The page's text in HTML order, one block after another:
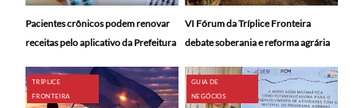
Pacientes crônicos podem renovar
receitas pelo aplicativo da Prefeitura
VI Fórum da Tríplice Fronteira
debate soberania e reforma agrária
TRÍPLICE
FRONTEIRA
GUIA DE
NEGÓCIOS